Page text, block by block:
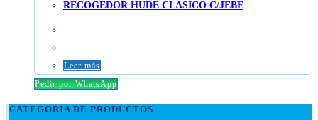
Leer más
Pedir por WhatsApp